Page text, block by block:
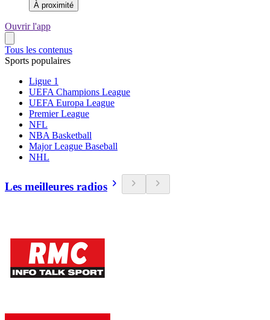
À proximité
Ouvrir l'app
Tous les contenus
Sports populaires
Ligue 1
UEFA Champions League
UEFA Europa League
Premier League
NFL
NBA Basketball
Major League Baseball
NHL
Les meilleures radios